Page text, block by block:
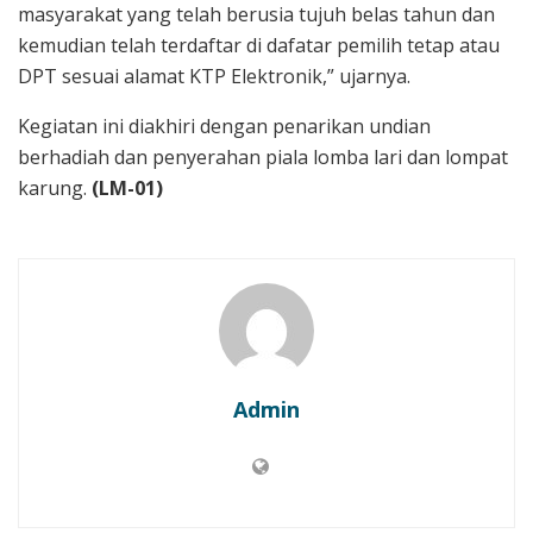
masyarakat yang telah berusia tujuh belas tahun dan
kemudian telah terdaftar di dafatar pemilih tetap atau
DPT sesuai alamat KTP Elektronik,” ujarnya.
Kegiatan ini diakhiri dengan penarikan undian
berhadiah dan penyerahan piala lomba lari dan lompat
karung. (LM-01)
Admin